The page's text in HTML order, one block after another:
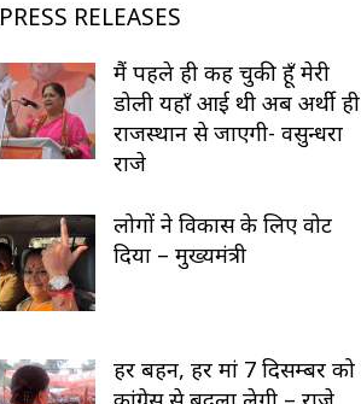
PRESS RELEASES
मैं पहले ही कह चुकी हूँ मेरी
डोली यहाँ आई थी अब अर्थी ही
राजस्थान से जाएगी- वसुन्धरा
राजे
लोगों ने विकास के लिए वोट
दिया – मुख्यमंत्री
हर बहन, हर मां 7 दिसम्बर को